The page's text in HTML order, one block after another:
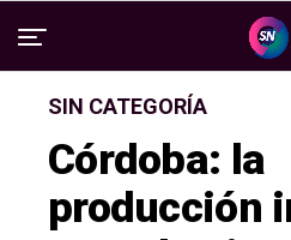
SIN CATEGORÍA
Córdoba: la
producción